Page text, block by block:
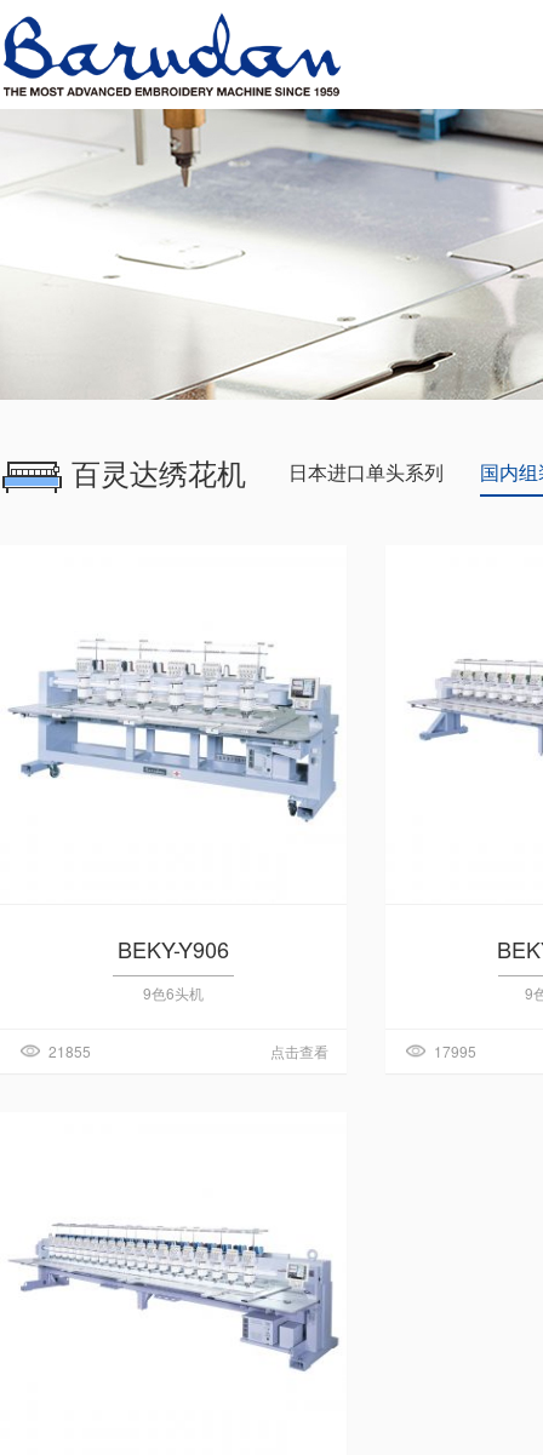
百灵达绣花机 日本进口单头系列 国内
BEKY-Y906
9色6头机
21855 点击查看
9
17995